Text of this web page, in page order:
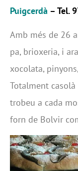
Puigcerdà – Tel.
Amb més de 26
pa, brioxeria, i
xocolata,
Totalment
trobeu a cada
forn de Bolvir